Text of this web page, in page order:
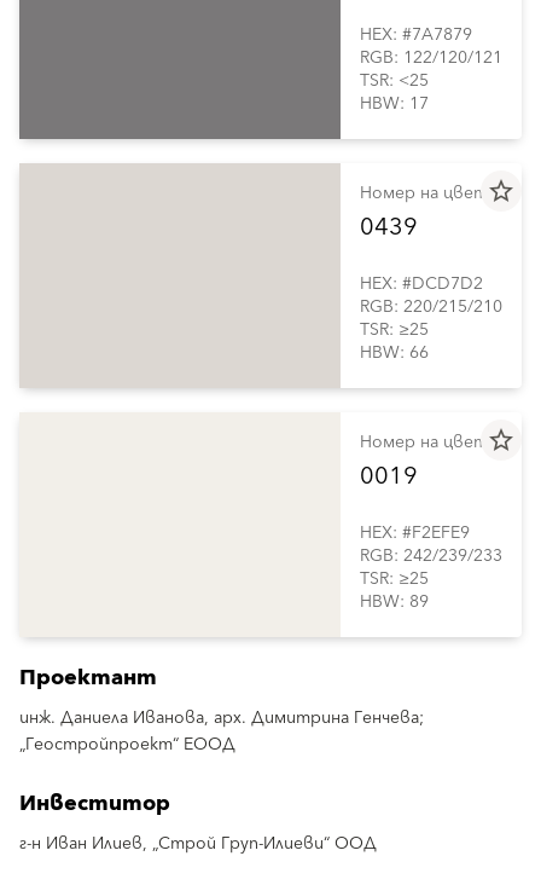
HEX: #7A7879
RGB: 122/120/121
TSR: <25
HBW: 17
star_border
Номер на цвета
0439
HEX: #DCD7D2
RGB: 220/215/210
TSR: ≥25
HBW: 66
star_border
Номер на цвета
0019
HEX: #F2EFE9
RGB: 242/239/233
TSR: ≥25
HBW: 89
Проектант
инж. Даниела Иванова, арх. Димитрина Генчева;
„Геостройпроект“ ЕООД
Инвеститор
г-н Иван Илиев, „Строй Груп-Илиеви“ ООД